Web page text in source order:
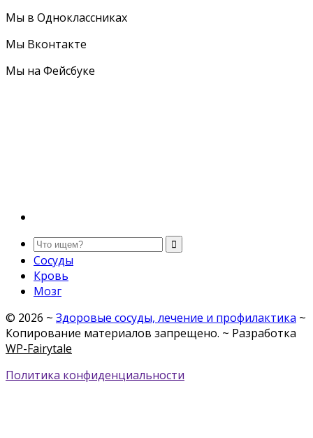
Мы в Одноклассниках
Мы Вконтакте
Мы на Фейсбуке
Сосуды
Кровь
Мозг
© 2026 ~ Здоровые сосуды, лечение и профилактика ~
Копирование материалов запрещено. ~ Разработка
WP-Fairytale
Политика конфиденциальности